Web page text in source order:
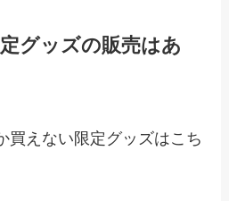
グッズの販売はあ
買えない限定グッズはこち